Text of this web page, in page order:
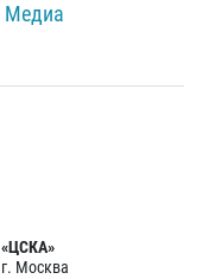
Медиа
«ЦСКА»
г. Москва